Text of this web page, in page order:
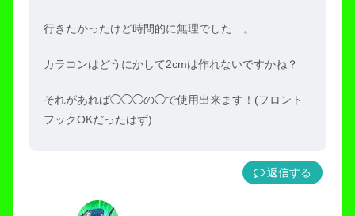
行きたかったけど時間的に無理でした…。
カラコンはどうにかして2cmは作れないですかね？
それがあれば◯◯◯の◯で使用出来ます！(フロント
フックOKだったはず)
返信